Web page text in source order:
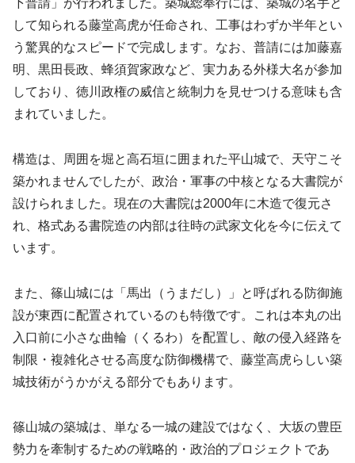
下普請」が行われました。築城総奉行には、築城の名手と
して知られる藤堂高虎が任命され、工事はわずか半年とい
う驚異的なスピードで完成します。なお、普請には加藤嘉
明、黒田長政、蜂須賀家政など、実力ある外様大名が参加
しており、徳川政権の威信と統制力を見せつける意味も含
まれていました。
構造は、周囲を堀と高石垣に囲まれた平山城で、天守こそ
築かれませんでしたが、政治・軍事の中核となる大書院が
設けられました。現在の大書院は2000年に木造で復元さ
れ、格式ある書院造の内部は往時の武家文化を今に伝えて
います。
また、篠山城には「馬出（うまだし）」と呼ばれる防御施
設が東西に配置されているのも特徴です。これは本丸の出
入口前に小さな曲輪（くるわ）を配置し、敵の侵入経路を
制限・複雑化させる高度な防御機構で、藤堂高虎らしい築
城技術がうかがえる部分でもあります。
篠山城の築城は、単なる一城の建設ではなく、大坂の豊臣
勢力を牽制するための戦略的・政治的プロジェクトであ